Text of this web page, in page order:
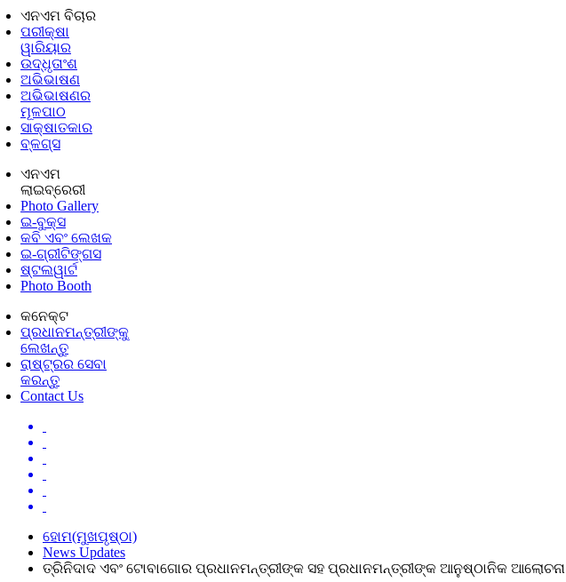
ଏନଏମ ବିଚାର
ପରୀକ୍ଷା
ୱାରିୟାର
ଉଦ୍ଧୃତାଂଶ
ଅଭିଭାଷଣ
ଅଭିଭାଷଣର
ମୂଳପାଠ
ସାକ୍ଷାତକାର
ବ୍ଳଗ୍ସ
ଏନଏମ
ଲାଇବ୍ରେରୀ
Photo Gallery
ଇ-ବୁକ୍ସ
କବି ଏବଂ ଲେଖକ
ଇ-ଗ୍ରୀଟିଙ୍ଗସ
ଷ୍ଟଲୱାର୍ଟ
Photo Booth
କନେକ୍ଟ
ପ୍ରଧାନମନ୍ତ୍ରୀଙ୍କୁ
ଲେଖନ୍ତୁ
ରାଷ୍ଟ୍ରର ସେବା
କରନ୍ତୁ
Contact Us
ହୋମ(ମୁଖପୃଷ୍ଠା)
News Updates
ତ୍ରିନିଦାଦ ଏବଂ ଟୋବାଗୋର ପ୍ରଧାନମନ୍ତ୍ରୀଙ୍କ ସହ ପ୍ରଧାନମନ୍ତ୍ରୀଙ୍କ ଆନୁଷ୍ଠାନିକ ଆଲୋଚନା